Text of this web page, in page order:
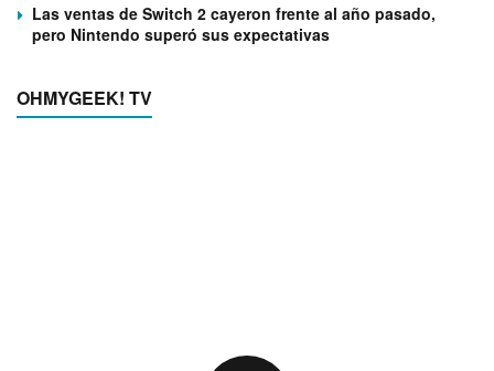
Las ventas de Switch 2 cayeron frente al año pasado,
pero Nintendo superó sus expectativas
OHMYGEEK! TV